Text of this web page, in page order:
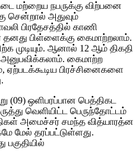
மற்றைய நபருக்கு விற்பனை
சென்றால் அதுவும்
பிரதேசத்தில் காணி
தனது பிள்ளைக்கு கைமாற்றலாம்.
முடியும். ஆனால் 12 ஆம் திகதி
கைமாற்ற
ஏற்படக்கூடிய பிரச்சினைகளை
ஒளிபரப்பான பெத்திகட
வெளியிட்ட பெருந்தோட்டம்
அமைச்சர் சமந்த வித்யாரத்ன
மேல் தரப்பட்டுள்ளது.